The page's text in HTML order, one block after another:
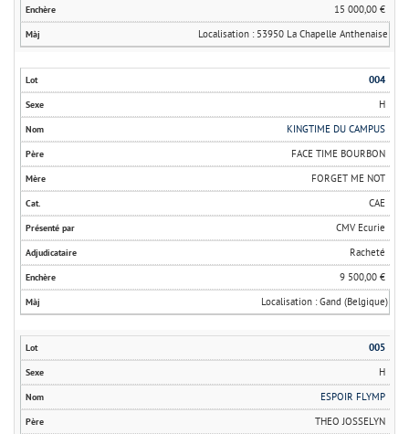
15 000,00 €
Localisation : 53950 La Chapelle Anthenaise
004
H
KINGTIME DU CAMPUS
FACE TIME BOURBON
FORGET ME NOT
CAE
CMV Ecurie
Racheté
9 500,00 €
Localisation : Gand (Belgique)
005
H
ESPOIR FLYMP
THEO JOSSELYN